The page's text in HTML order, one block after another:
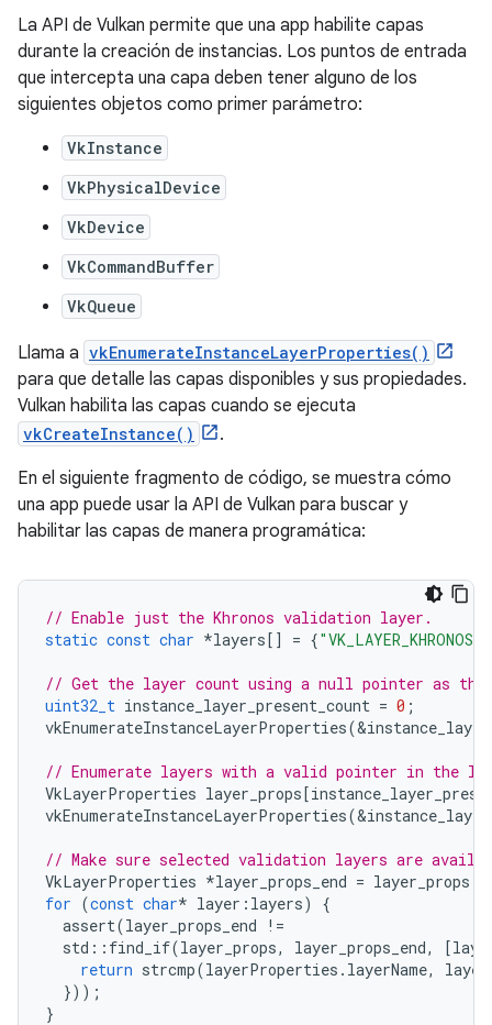
La API de Vulkan permite que una app habilite capas
durante la creación de instancias. Los puntos de entrada
que intercepta una capa deben tener alguno de los
siguientes objetos como primer parámetro:
VkInstance
VkPhysicalDevice
VkDevice
VkCommandBuffer
VkQueue
Llama a vkEnumerateInstanceLayerProperties()
para que detalle las capas disponibles y sus propiedades.
Vulkan habilita las capas cuando se ejecuta
vkCreateInstance()
.
En el siguiente fragmento de código, se muestra cómo
una app puede usar la API de Vulkan para buscar y
habilitar las capas de manera programática:
// Enable just the Khronos validation layer.
static const char *layers[] = {
// Get the layer count using a null pointer as the
uint32_t instance_layer_present_count = 0 ;
vkEnumerateInstanceLayerProperties(&
// Enumerate layers with a valid pointer in the
VkLayerProperties layer_props[
vkEnumerateInstanceLayerProperties(&
// Make sure selected validation layers are
VkLayerProperties *layer_props_end = layer_props
for (const char* layer : layers)
{
assert(layer_props_end
!=
std :: find_if(layer_props, layer_props_end, [
return strcmp(layerProperties . layerName, layer
}));
}